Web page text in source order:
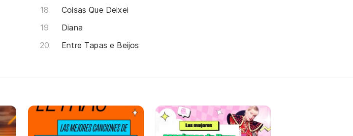
Coisas Que Deixei
Diana
Entre Tapas e Beijos